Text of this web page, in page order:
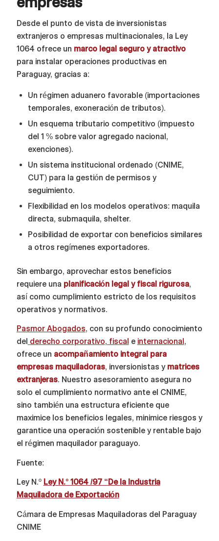
Desde el punto de vista de inversionistas
extranjeros o empresas multinacionales, la Ley
1064 ofrece un marco legal seguro y atractivo
para instalar operaciones productivas en
Paraguay, gracias a:
Un régimen aduanero favorable (importaciones
temporales, exoneración de tributos).
Un esquema tributario competitivo (impuesto
del 1 % sobre valor agregado nacional,
exenciones).
Un sistema institucional ordenado (CNIME,
CUT) para la gestión de permisos y
seguimiento.
Flexibilidad en los modelos operativos: maquila
directa, submaquila, shelter.
Posibilidad de exportar con beneficios similares
a otros regímenes exportadores.
Sin embargo, aprovechar estos beneficios
requiere una planificación legal y fiscal rigurosa,
así como cumplimiento estricto de los requisitos
operativos y normativos.
Pasmor Abogados, con su profundo conocimiento
del derecho corporativo, fiscal e internacional ,
ofrece un acompañamiento integral para
empresas maquiladoras, inversionistas ymatrices
extranjeras. Nuestro asesoramiento asegura no
solo el cumplimiento normativo ante el CNIME,
sino también una estructura eficiente que
maximice los beneficios legales, minimice riesgos y
garantice una operación sostenible y rentable bajo
el régimen maquilador paraguayo.
Fuente:
Ley N.º Ley N.° 1064 /97 “De la Industria
Maquiladora de Exportación
Cámara de Empresas Maquiladoras del Paraguay
CNIME